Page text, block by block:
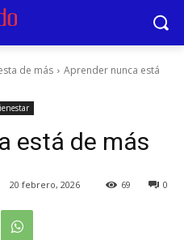
de más
Aprender nunca está
está de más
20 febrero, 2026 0
69